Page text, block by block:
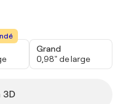
Grand
0,98" de large
3D